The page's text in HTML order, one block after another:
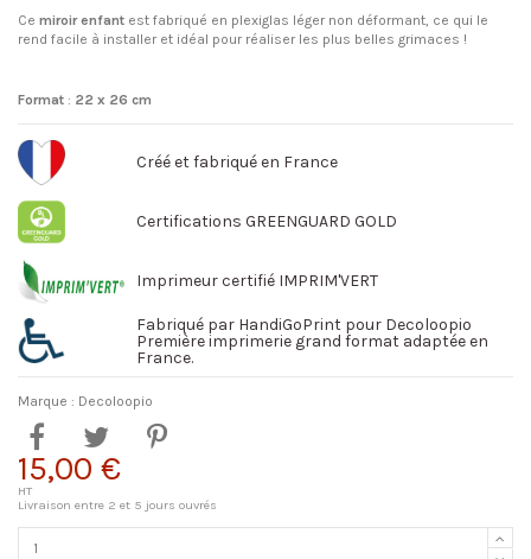
Ce miroir enfant est fabriqué en plexiglas léger non déformant, ce qui le
rend facile à installer et idéal pour réaliser les plus belles grimaces !
Format : 22 x 26 cm
Créé et fabriqué en France
Certifications GREENGUARD GOLD
Imprimeur certifié IMPRIM'VERT
Fabriqué par HandiGoPrint pour Decoloopio
Première imprimerie grand format adaptée en
France.
Marque : Decoloopio
15,00 €
HT
Livraison entre 2 et 5 jours ouvrés